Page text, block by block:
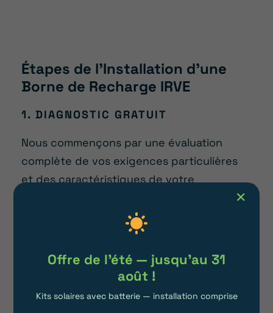
Étapes de l’Installation d’une
Borne de Recharge IRVE
1. DIAGNOSTIC GRATUIT
Nous commençons par une évaluation
complète de vos exigences particulières
et des caractéristiques de votre
Nos techniciens de proximité interviennent
dans la région lyonnaise pour effectuer un
bilan sur site et vous fournir un devis
complet et sans engagement.
2. INSTALLATION PROFESSIONNELLE
✕
Offre de l'été — jusqu'au 31
août !
Kits solaires avec batterie — installation comprise